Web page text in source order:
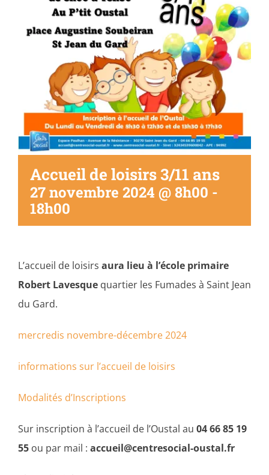
Accueil de loisirs 3/11 ans
27 novembre 2024 @ 8h00 -
18h00
L’accueil de loisirs aura lieu à l’école primaire
Robert Lavesque quartier les Fumades à Saint Jean
du Gard.
mercredis novembre-décembre 2024
informations sur l’accueil de loisirs
Modalités d’Inscriptions
Sur inscription à l’accueil de l’Oustal au 04 66 85 19
55 ou par mail : accueil@centresocial-oustal.fr